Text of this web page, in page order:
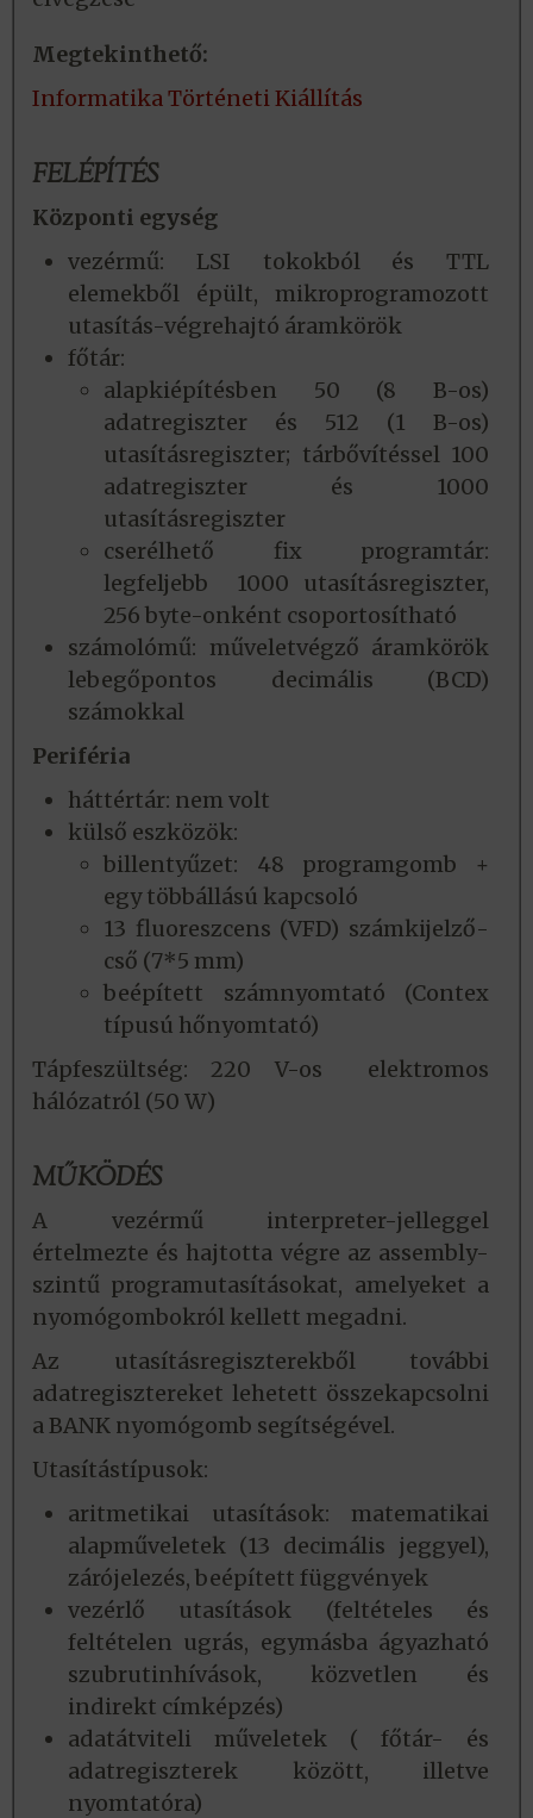
Megtekinthető:
Informatika Történeti Kiállítás
FELÉPÍTÉS
Központi egység
vezérmű: LSI tokokból és TTL
elemekből épült, mikroprogramozott
utasítás-végrehajtó áramkörök
főtár:
alapkiépítésben 50 (8 B-os)
adatregiszter és 512 (1 B-os)
utasításregiszter; tárbővítéssel 100
adatregiszter és 1000
utasításregiszter
cserélhető fix programtár:
legfeljebb 1000 utasításregiszter,
256 byte-onként csoportosítható
számolómű: műveletvégző áramkörök
lebegőpontos decimális (BCD)
számokkal
Periféria
háttértár: nem volt
külső eszközök:
billentyűzet: 48 programgomb +
egy többállású kapcsoló
13 fluoreszcens (VFD) számkijelző-
cső (7*5 mm)
beépített számnyomtató (Contex
típusú hőnyomtató)
Tápfeszültség: 220 V-os elektromos
hálózatról (50 W)
MŰKÖDÉS
A vezérmű interpreter-jelleggel
értelmezte és hajtotta végre az assembly-
szintű programutasításokat, amelyeket a
nyomógombokról kellett megadni.
Az utasításregiszterekből további
adatregisztereket lehetett összekapcsolni
a BANK nyomógomb segítségével.
Utasítástípusok:
aritmetikai utasítások: matematikai
alapműveletek (13 decimális jeggyel),
zárójelezés, beépített függvények
vezérlő utasítások (feltételes és
feltételen ugrás, egymásba ágyazható
szubrutinhívások, közvetlen és
indirekt címképzés)
adatátviteli műveletek ( főtár- és
adatregiszterek között, illetve
nyomtatóra)